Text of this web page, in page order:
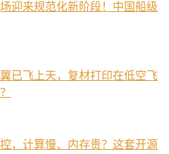
迎来规范化新阶段！中国船级
已飞上天，复材打印在低空飞
，计算慢、内存贵？这套开源